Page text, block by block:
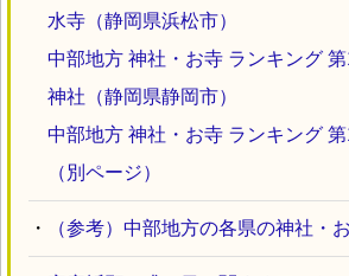
水寺（静岡県浜松市）
中部地方 神社・お寺 ランキング
神社（静岡県静岡市）
中部地方 神社・お寺 ランキング
（別ページ）
・ （参考）中部地方の各県の神社・